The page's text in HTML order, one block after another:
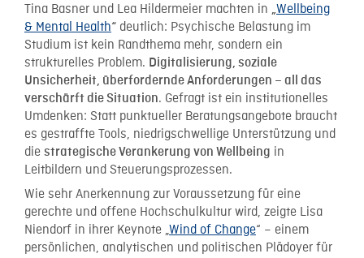
Tina Basner und Lea Hildermeier machten in „Wellbeing
& Mental Health“ deutlich: Psychische Belastung im
Studium ist kein Randthema mehr, sondern ein
strukturelles Problem. Digitalisierung, soziale
Unsicherheit, überfordernde Anforderungen – all das
verschärft die Situation. Gefragt ist ein institutionelles
Umdenken: Statt punktueller Beratungsangebote braucht
es gestraffte Tools, niedrigschwellige Unterstützung und
die strategische Verankerung von Wellbeing in
Leitbildern und Steuerungsprozessen.
Wie sehr Anerkennung zur Voraussetzung für eine
gerechte und offene Hochschulkultur wird, zeigte Lisa
Niendorf in ihrer Keynote „Wind of Change“ – einem
persönlichen, analytischen und politischen Plädoyer für